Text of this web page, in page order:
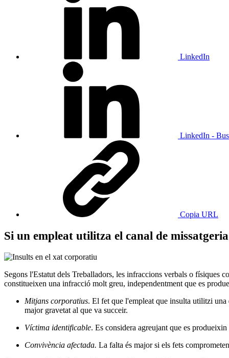
LinkedIn
LinkedIn -
Copia URL
Si un empleat utilitza el canal de
Segons l'Estatut dels Treballadors, les infraccions verbals o físiques
constitueixen una infracció molt greu, independentment que es
Mitjans corporatius. El fet que l'empleat que insulta utilitzi una
major gravetat al que va succeir.
Víctima identificable. Es considera agreujant que es
Convivència afectada. La falta és major si els fets